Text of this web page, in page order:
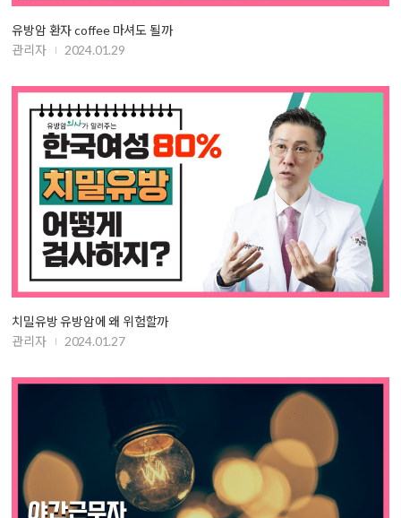
유방암 환자 coffee 마셔도 될까
관리자
2024.01.29
치밀유방 유방암에 왜 위험할까
관리자
2024.01.27